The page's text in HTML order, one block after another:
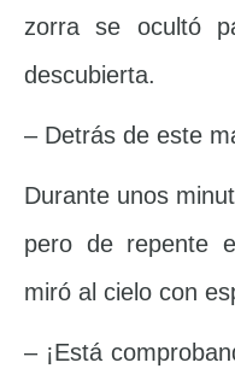
zorra se ocultó
descubierta.
– Detrás de este
Durante unos
pero de repente
miró al cielo con
– ¡Está